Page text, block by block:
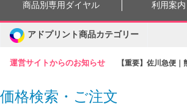
運営サイトからのお知らせ 【重要】佐川急便
商品別専用ダイヤル 利用案内
アドプリント商品カテゴリー
価格検索・ご注文